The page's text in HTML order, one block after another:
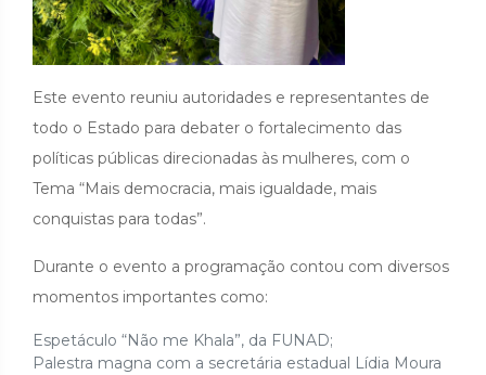
Este evento reuniu autoridades e representantes de
todo o Estado para debater o fortalecimento das
políticas públicas direcionadas às mulheres, com o
Tema “Mais democracia, mais igualdade, mais
conquistas para todas”.
Durante o evento a programação contou com diversos
momentos importantes como:
Espetáculo “Não me Khala”, da FUNAD;
Palestra magna com a secretária estadual Lídia Moura